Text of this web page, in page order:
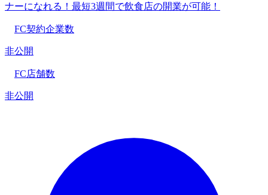
ナーになれる！最短3週間で飲食店の開業が可能！
FC契約企業数
非公開
FC店舗数
非公開